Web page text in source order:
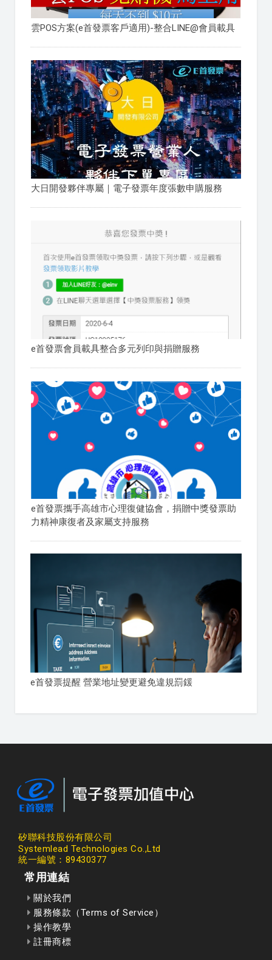
雲POS方案(e首發票客戶適用)-整合LINE@會員載具
大日開發夥伴專屬｜電子發票年度張數申購服務
e首發票會員載具整合多元列印與捐贈服務
e首發票攜手高雄市心理復健協會，捐贈中獎發票助
力精神康復者及家屬支持服務
e首發票提醒 營業地址變更避免違規罰鍰
矽聯科技股份有限公司
Systemlead Technologies Co.,Ltd
統一編號：89430377
常用連結
關於我們
服務條款（Terms of Service）
操作教學
註冊商標